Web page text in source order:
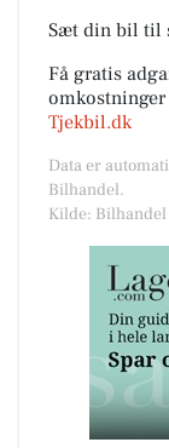
Sæt din bil til
Få gratis
omkostninger
Tjekbil.dk
Data er
Bilhandel.
Kilde: Bilhandel